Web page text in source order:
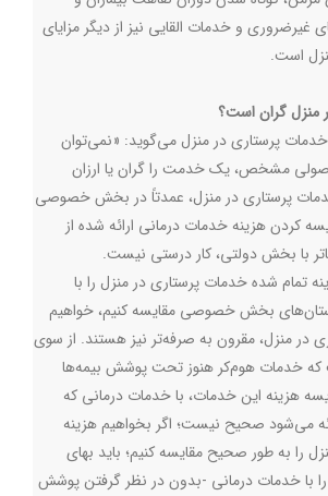
و خدمات القایی نیز از دیگر مزایای
است.
منزل گران است؟
خدمات پرستاری در منزل می‌گوید: «نمی‌توان
مشخص، یک خدمت را گران یا ارزان
پرستاری در منزل، عمدتاً در بخش خصوصی
کردن هزینه خدمات درمانی ارائه شده از
با بخش دولتی، کار درستی نیست.
تمام شده خدمات پرستاری در منزل را با
بخش خصوصی مقایسه کنیم، خواهیم
در منزل، مقرون ‌به‌ صرفه‌تر نیز هستند. از سوی
که خدمات هوم‌کر هنوز تحت پوشش بیمه‌ها
هزینه‌ این خدمات، با خدمات درمانی که
می‌شود صحیح نیست؛ اگر بخواهیم هزینه
را به طور صحیح مقایسه کنیم؛ باید بهای
با خدمات درمانی -بدون در نظر گرفتن پوشش